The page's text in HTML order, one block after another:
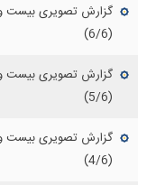
گزارش تصویری بیست
(6/6)
گزارش تصویری بیست
(5/6)
گزارش تصویری بیست
(4/6)